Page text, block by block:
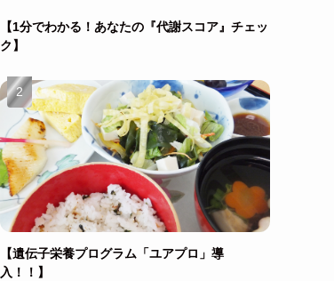
【1分でわかる！あなたの『代謝スコア』チェッ
ク】
【遺伝子栄養プログラム「ユアプロ」導
入！！】